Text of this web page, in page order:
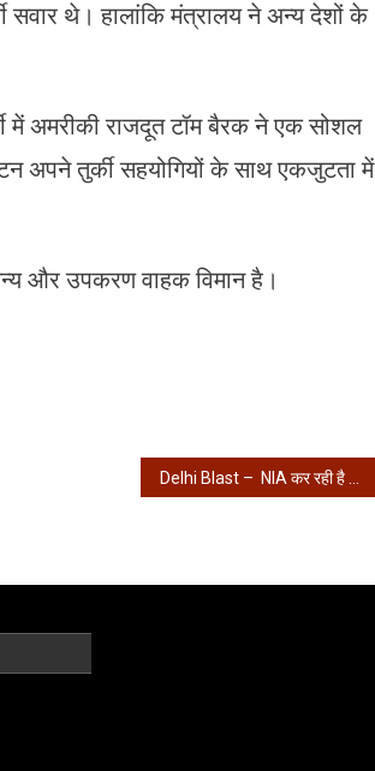
सवार थे। हालांकि मंत्रालय ने अन्य देशों के
में अमरीकी राजदूत टॉम बैरक ने एक सोशल
अपने तुर्की सहयोगियों के साथ एकजुटता में
और उपकरण वाहक विमान है।